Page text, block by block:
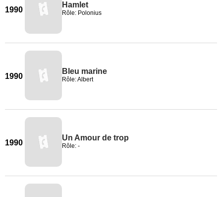
1990
Hamlet
Rôle: Polonius
1990
Bleu marine
Rôle: Albert
1990
Un Amour de trop
Rôle: -